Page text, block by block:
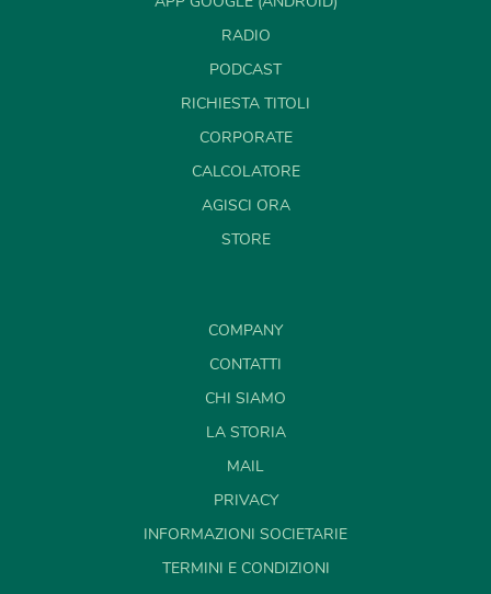
RADIO
PODCAST
RICHIESTA TITOLI
CORPORATE
CALCOLATORE
AGISCI ORA
STORE
COMPANY
CONTATTI
CHI SIAMO
LA STORIA
MAIL
PRIVACY
INFORMAZIONI SOCIETARIE
TERMINI E CONDIZIONI